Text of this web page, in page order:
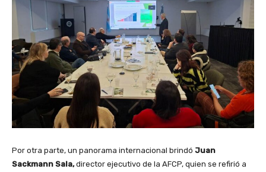
Por otra parte, un panorama internacional brindó Juan
Sackmann Sala,director ejecutivo de la AFCP, quien se refirió a